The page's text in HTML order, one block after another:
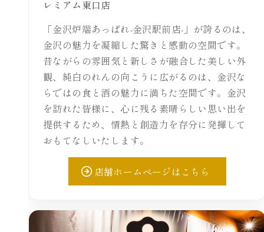
レミアム東口店
「金沢炉端あっぱれ-金沢駅前店-」が誇るのは、
金沢の魅力を凝縮した驚きと感動の空間です。
昔ながらの雰囲気と新しさが融合した美しい外
観、純白のれんの向こうに広がるのは、金沢な
らではの食と酒の魅力に満ちた空間です。金沢
を訪れた皆様に、心に残る素晴らしい思い出を
提供するため、情熱と創造力を存分に発揮して
おもてなしいたします。
店舗ホームページはこちら